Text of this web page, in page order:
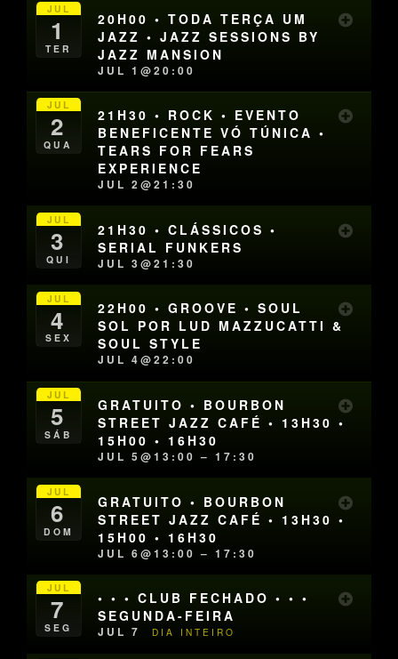
JUL
1
TER
20H00 • TODA TERÇA UM
JAZZ • JAZZ SESSIONS BY
JAZZ MANSION
JUL 1@20:00
JUL
2
QUA
21H30 • ROCK • EVENTO
BENEFICENTE VÓ TÚNICA •
TEARS FOR FEARS
EXPERIENCE
JUL 2@21:30
JUL
3
QUI
21H30 • CLÁSSICOS •
SERIAL FUNKERS
JUL 3@21:30
JUL
4
SEX
22H00 • GROOVE • SOUL
SOL POR LUD MAZZUCATTI &
SOUL STYLE
JUL 4@22:00
JUL
5
SÁB
GRATUITO • BOURBON
STREET JAZZ CAFÉ • 13H30 •
15H00 • 16H30
JUL 5@13:00 – 17:30
JUL
6
DOM
GRATUITO • BOURBON
STREET JAZZ CAFÉ • 13H30 •
15H00 • 16H30
JUL 6@13:00 – 17:30
JUL
7
SEG
• • • CLUB FECHADO • • •
SEGUNDA-FEIRA
JUL 7 DIA INTEIRO